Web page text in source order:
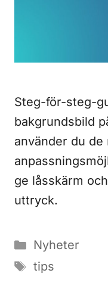
Steg-för-steg-
bakgrundsbild
använder du de
ge låsskärm
uttryck.
Kategorier
Nyheter
Etiketter
tips